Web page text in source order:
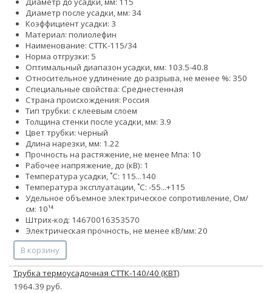
Диаметр после усадки, мм: 34
Коэффициент усадки: 3
Материал: полиолефин
Наименование: СТТК-115/34
Норма отгрузки: 5
Оптимальный диапазон усадки, мм: 103.5-40.8
Относительное удлинение до разрыва, не менее %: 350
Специальные свойства: Среднестенная
Страна происхождения: Россия
Тип трубки: с клеевым слоем
Толщина стенки после усадки, мм: 3.9
Цвет трубки: черный
Длина нарезки, мм: 1.22
Прочность на растяжение, не менее Мпа: 10
Рабочее напряжение, до (кВ): 1
Температура усадки, ˚С: 115...140
Температура эксплуатации, ˚С: -55...+115
Удельное объемное электрическое сопротивление, Ом/
см: 10¹⁴
Штрих-код: 14670016353570
Электрическая прочность, не менее кВ/мм: 20
В корзину
Трубка термоусадочная СТТК-140/40 (КВТ)
1964.39 руб.